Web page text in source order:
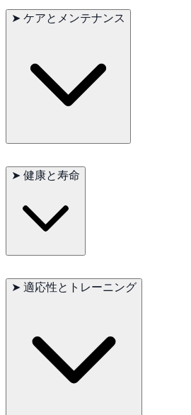
す。密集した森林地帯を好み、しばし
ベリーが含まれます。
➤ ケアとメンテナンス
取れた食事が必要です。活動のニーズ
的なケージ外の時間と飼い主との交流
要です。
➤ 健康と寿命
ることができます。羽毛引きや肥満な
➤ 適応性とトレーニング